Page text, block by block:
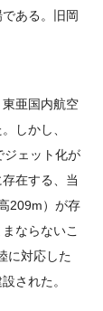
ある。旧岡
亜国内航空
しかし、
ジェット化が
在する、当
209m）が存
ならないこ
に対応した
された。